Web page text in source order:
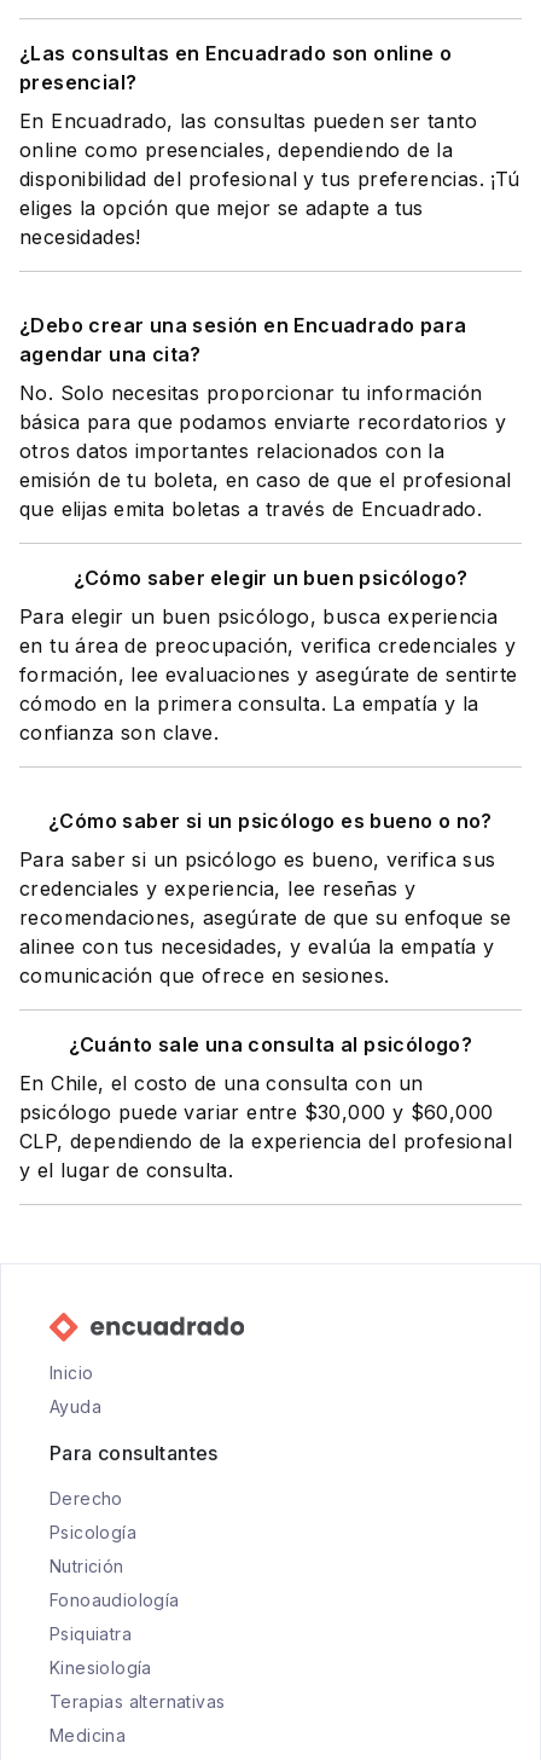
¿Las consultas en Encuadrado son online o
presencial?
En Encuadrado, las consultas pueden ser tanto
online como presenciales, dependiendo de la
disponibilidad del profesional y tus preferencias. ¡Tú
eliges la opción que mejor se adapte a tus
necesidades!
¿Debo crear una sesión en Encuadrado para
agendar una cita?
No. Solo necesitas proporcionar tu información
básica para que podamos enviarte recordatorios y
otros datos importantes relacionados con la
emisión de tu boleta, en caso de que el profesional
que elijas emita boletas a través de Encuadrado.
¿Cómo saber elegir un buen psicólogo?
Para elegir un buen psicólogo, busca experiencia
en tu área de preocupación, verifica credenciales y
formación, lee evaluaciones y asegúrate de sentirte
cómodo en la primera consulta. La empatía y la
confianza son clave.
¿Cómo saber si un psicólogo es bueno o no?
Para saber si un psicólogo es bueno, verifica sus
credenciales y experiencia, lee reseñas y
recomendaciones, asegúrate de que su enfoque se
alinee con tus necesidades, y evalúa la empatía y
comunicación que ofrece en sesiones.
¿Cuánto sale una consulta al psicólogo?
En Chile, el costo de una consulta con un
psicólogo puede variar entre $30,000 y $60,000
CLP, dependiendo de la experiencia del profesional
y el lugar de consulta.
Inicio
Ayuda
Para consultantes
Derecho
Psicología
Nutrición
Fonoaudiología
Psiquiatra
Kinesiología
Terapias alternativas
Medicina